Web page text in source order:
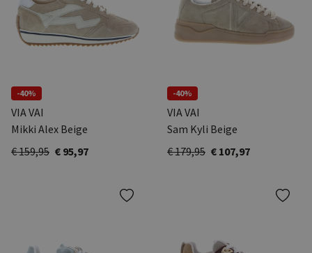
-40%
VIA VAI
Mikki Alex Beige
€ 159,95 € 95,97
-40%
VIA VAI
Sam Kyli Beige
€ 179,95 € 107,97